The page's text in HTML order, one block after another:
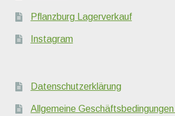
Pflanzburg Lagerverkauf
Instagram
Datenschutzerklärung
Allgemeine